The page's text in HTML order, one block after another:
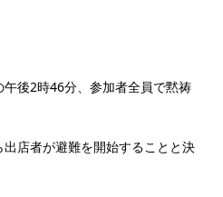
後2時46分、参加者全員で黙祷
店者が避難を開始することと決